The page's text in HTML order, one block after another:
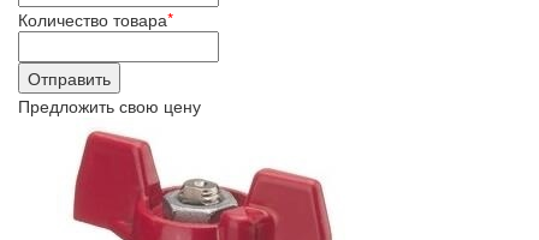
Количество товара*
Предложить свою цену